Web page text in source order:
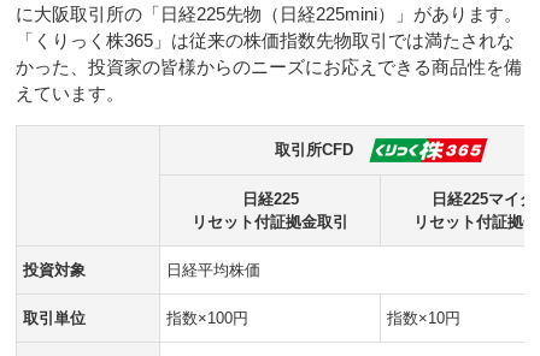
に大阪取引所の「日経225先物（日経225mini）」があります。
「くりっく株365」は従来の株価指数先物取引では満たされな
かった、投資家の皆様からのニーズにお応えできる商品性を備
えています。
取引所CFD
日経225
リセット付証拠金取引
日経225マイク
リセット付証拠
投資対象 日経平均株価
取引単位 指数×100円 指数×10円